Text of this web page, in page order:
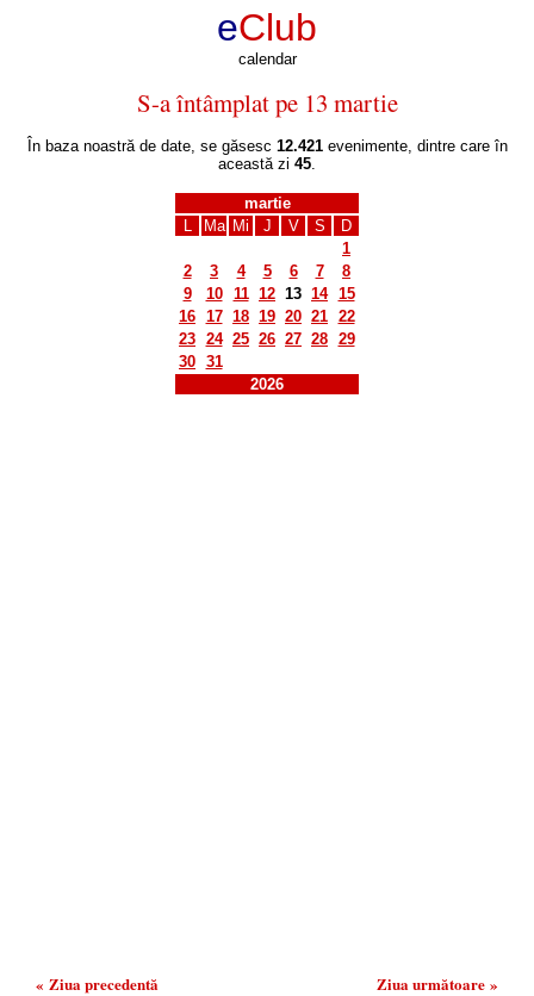
eClub
calendar
S-a întâmplat pe 13 martie
În baza noastră de date, se găsesc 12.421evenimente, dintre care în
această zi 45.
martie
L
Ma Mi J V S
D
1
2
3 4 5 6 7
8
9
10 11 12 13 14 15
16 17 18 19 20 21 22
23 24 25 26 27 28 29
30 31
2026
« Ziua precedentă Ziua următoare »